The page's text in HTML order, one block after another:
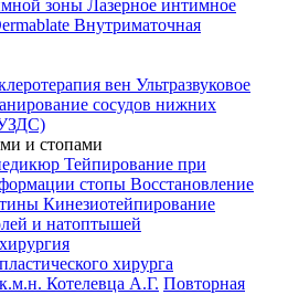
зоны Лазерное интимное
Внутриматочная
вен Ультразвуковое
сосудов нижних
и стопами
Тейпирование при
стопы Восстановление
Кинезиотейпирование
и натоптышей
хирурга
Котелевца А.Г. Повторная